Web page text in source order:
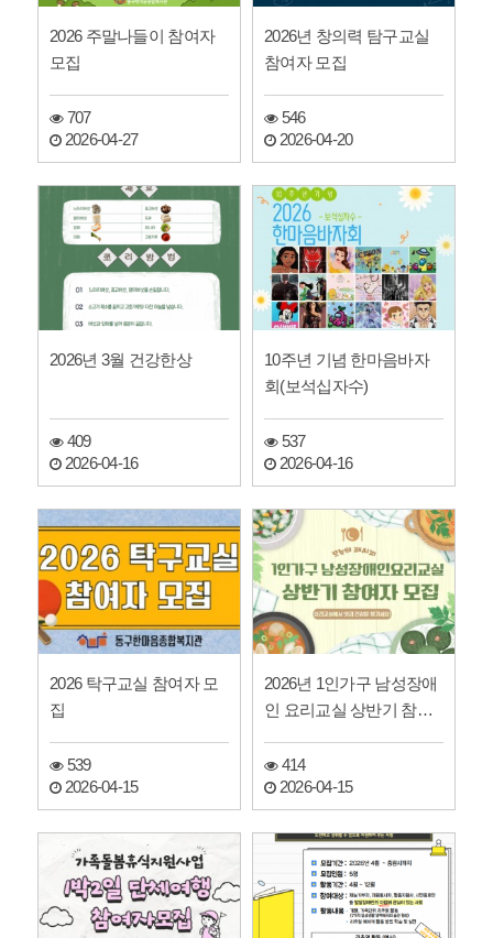
2026 주말나들이 참여자
모집
707
2026-04-27
2026년 창의력 탐구교실
참여자 모집
546
2026-04-20
2026년 3월 건강한상
409
2026-04-16
10주년 기념 한마음바자
회(보석십자수)
537
2026-04-16
2026 탁구교실 참여자 모
집
539
2026-04-15
2026년 1인가구 남성장애
인 요리교실 상반기 참여
414
2026-04-15